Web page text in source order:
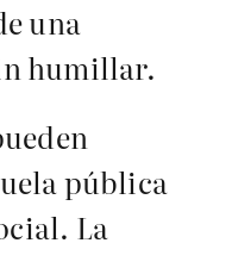
una
humillar.
pública
La